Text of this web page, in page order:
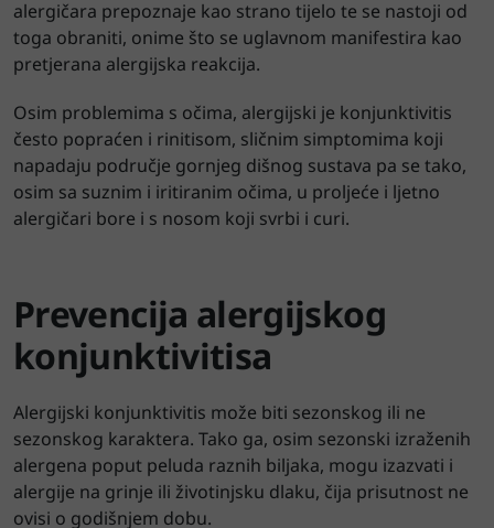
alergičara prepoznaje kao strano tijelo te se nastoji od
toga obraniti, onime što se uglavnom manifestira kao
pretjerana alergijska reakcija.
Osim problemima s očima, alergijski je konjunktivitis
često popraćen i rinitisom, sličnim simptomima koji
napadaju područje gornjeg dišnog sustava pa se tako,
osim sa suznim i iritiranim očima, u proljeće i ljetno
alergičari bore i s nosom koji svrbi i curi.
Prevencija alergijskog
konjunktivitisa
Alergijski konjunktivitis može biti sezonskog ili ne
sezonskog karaktera. Tako ga, osim sezonski izraženih
alergena poput peluda raznih biljaka, mogu izazvati i
alergije na grinje ili životinjsku dlaku, čija prisutnost ne
ovisi o godišnjem dobu.